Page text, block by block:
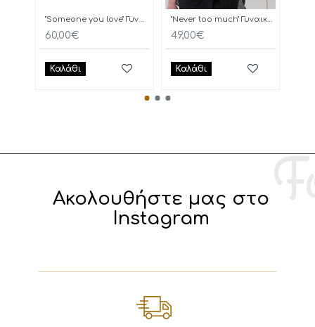
"Someone you love" Γυναικεία Ζώνη
60,00€
Καλάθι
"Never too much" Γυναικεία Ζώνη
49,00€
Καλάθι
Ακολουθήστε μας στο
Instagram